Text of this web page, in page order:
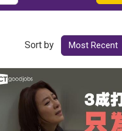
Sort by Most Recent